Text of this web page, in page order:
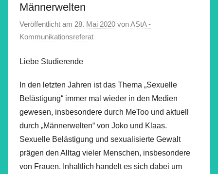
Männerwelten
Veröffentlicht am 28. Mai 2020 vonAStA -
Kommunikationsreferat
Liebe Studierende
In den letzten Jahren ist das Thema „Sexuelle
Belästigung“ immer mal wieder in den Medien
gewesen, insbesondere durch MeToo und aktuell
durch „Männerwelten“ von Joko und Klaas.
Sexuelle Belästigung und sexualisierte Gewalt
prägen den Alltag vieler Menschen, insbesondere
von Frauen. Inhaltlich handelt es sich dabei um